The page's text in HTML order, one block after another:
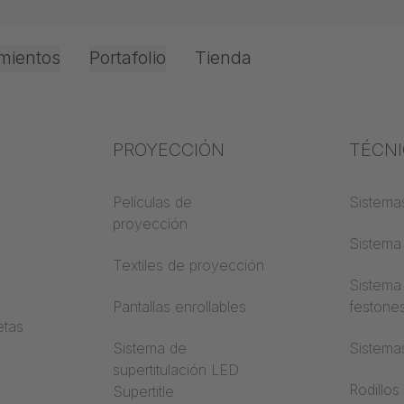
Oficina e Interior
Experiencia en el
Conocimientos textiles
Conocimientos
proyección
de
Trevira
Portafolio
PROYECCIÓN
Películas de
proyección
Textiles de proyección
Pantallas enrollables
Sistema de
supertitulación LED
Supertitle
Tienda